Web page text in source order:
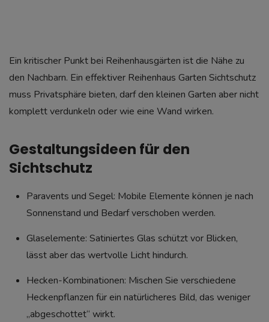
Ein kritischer Punkt bei Reihenhausgärten ist die Nähe zu
den Nachbarn. Ein effektiver Reihenhaus Garten Sichtschutz
muss Privatsphäre bieten, darf den kleinen Garten aber nicht
komplett verdunkeln oder wie eine Wand wirken.
Gestaltungsideen für den
Sichtschutz
Paravents und Segel: Mobile Elemente können je nach
Sonnenstand und Bedarf verschoben werden.
Glaselemente: Satiniertes Glas schützt vor Blicken,
lässt aber das wertvolle Licht hindurch.
Hecken-Kombinationen: Mischen Sie verschiedene
Heckenpflanzen für ein natürlicheres Bild, das weniger
„abgeschottet“ wirkt.